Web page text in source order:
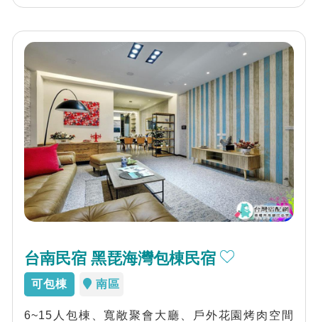
台南民宿 黑琵海灣包棟民宿
可包棟 南區
6~15人包棟、寬敞聚會大廳、戶外花園烤肉空間